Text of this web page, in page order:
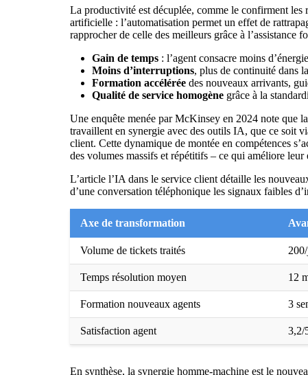
La productivité est décuplée, comme le confirment les
artificielle : l’automatisation permet un effet de
rapprocher de celle des meilleurs grâce à l’assistance
Gain de temps : l’agent consacre moins
Moins d’interruptions, plus de continuité dans
Formation accélérée des nouveaux arrivants,
Qualité de service homogène grâce à la
Une enquête menée par McKinsey en 2024 note que
travaillent en synergie avec des outils IA, que ce soit
client. Cette dynamique de montée en compétences
des volumes massifs et répétitifs – ce qui améliore
L’article l’IA dans le service client détaille les
d’une conversation téléphonique les signaux faibles
Axe de transformation
Volume de tickets traités
Temps résolution moyen 12
Formation nouveaux agents 3
Satisfaction agent 3,2/
En synthèse, la synergie homme-machine est le